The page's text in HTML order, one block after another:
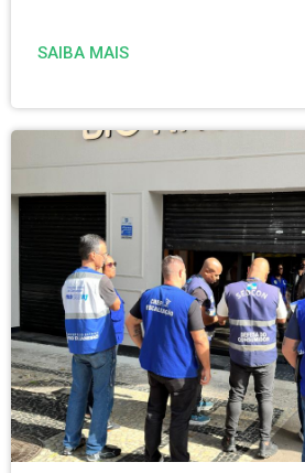
SAIBA MAIS